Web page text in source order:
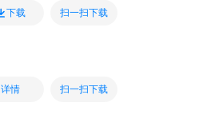
下载 扫一扫下载
详情 扫一扫下载